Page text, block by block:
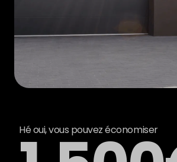
Hé oui, vous pouvez économiser